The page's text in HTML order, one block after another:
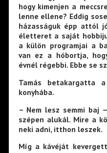
hogy kimenjen a
lenne ellene? Eddig
házasságuk épp attól
életteret a saját
a külön programjai a
van ez a hóbortja,
évnél régebbi. Ebbe se
Tamás betakargatta
konyhába.
– Nem lesz semmi baj
szépen alukál. Mire a
neki adni, itthon leszek.
Míg a kávéját